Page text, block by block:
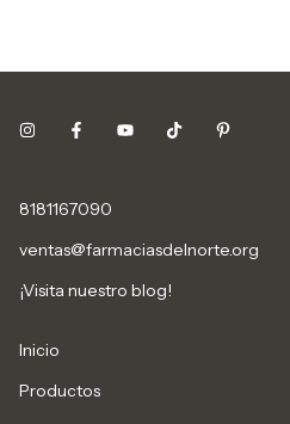
8181167090
ventas@farmaciasdelnorte.org
¡Visita nuestro blog!
Inicio
Productos